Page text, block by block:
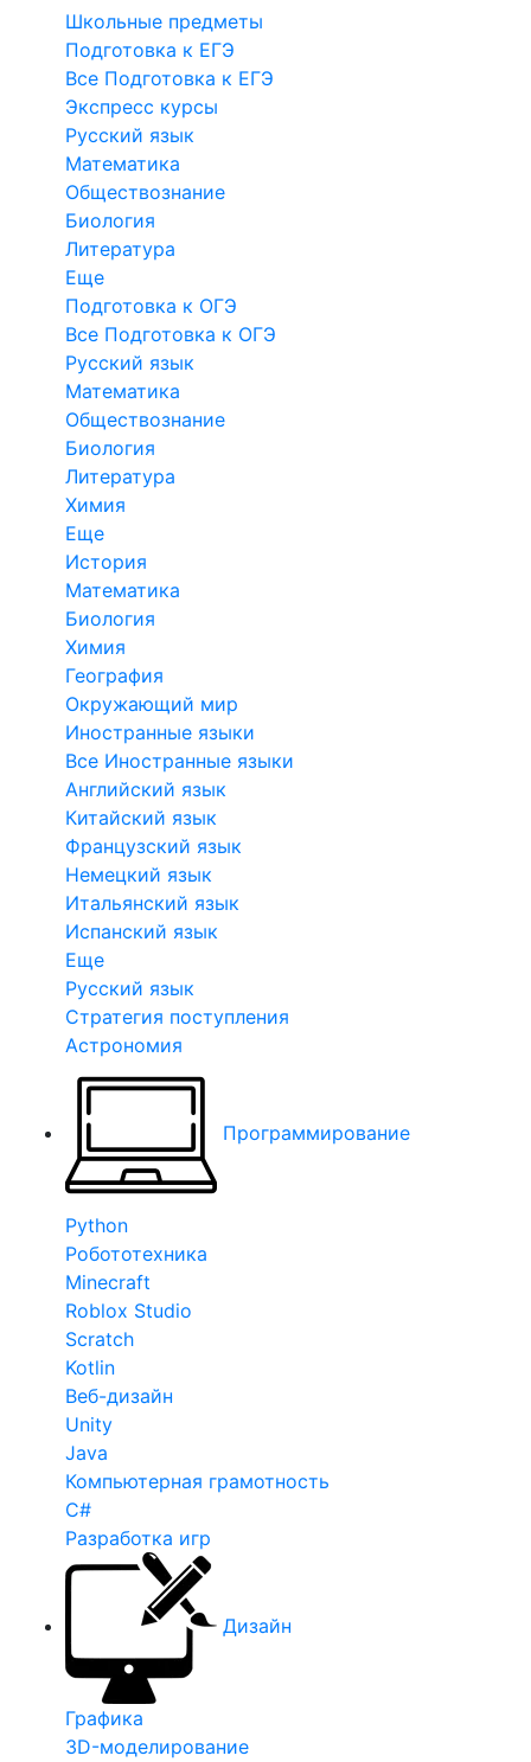
Школьные предметы
Подготовка к ЕГЭ
Все Подготовка к ЕГЭ
Экспресс курсы
Русский язык
Математика
Обществознание
Биология
Литература
Еще
Подготовка к ОГЭ
Все Подготовка к ОГЭ
Русский язык
Математика
Обществознание
Биология
Литература
Химия
Еще
История
Математика
Биология
Химия
География
Окружающий мир
Иностранные языки
Все Иностранные языки
Английский язык
Китайский язык
Французский язык
Немецкий язык
Итальянский язык
Испанский язык
Еще
Русский язык
Стратегия поступления
Астрономия
Программирование
Python
Робототехника
Minecraft
Roblox Studio
Scratch
Kotlin
Веб-дизайн
Unity
Java
Компьютерная грамотность
C#
Разработка игр
Дизайн
Графика
3D-моделирование